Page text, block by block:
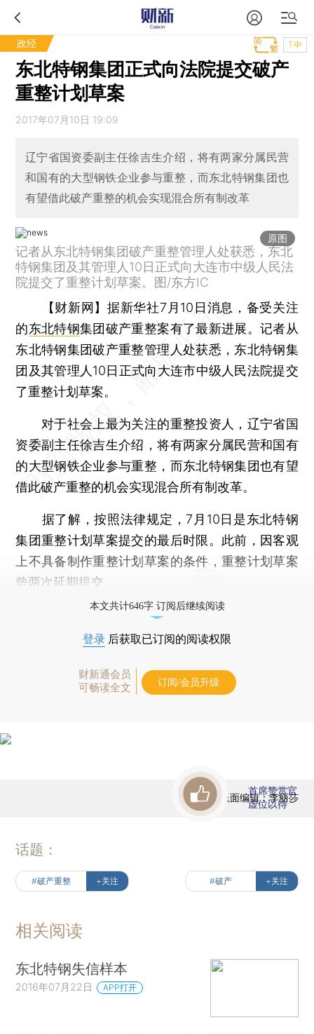
政经 T中
东北特钢集团正式向法院提交破产
重整计划草案
2017年07月10日 19:09
辽宁省国资委副主任徐吉生介绍，将有两家分属民营
和国有的大型钢铁企业参与重整，而东北特钢集团也
有望借此破产重整的机会实现混合所有制改革
原图
记者从东北特钢集团破产重整管理人处获悉，东北
特钢集团及其管理人10日正式向大连市中级人民法
院提交了重整计划草案。图/东方IC
【财新网】据新华社7月10日消息，备受关注
的东北特钢集团破产重整案有了最新进展。记者从
东北特钢集团破产重整管理人处获悉，东北特钢集
团及其管理人10日正式向大连市中级人民法院提交
了重整计划草案。
对于社会上最为关注的重整投资人，辽宁省国
资委副主任徐吉生介绍，将有两家分属民营和国有
的大型钢铁企业参与重整，而东北特钢集团也有望
借此破产重整的机会实现混合所有制改革。
据了解，按照法律规定，7月10日是东北特钢
集团重整计划草案提交的最后时限。此前，因客观
上不具备制作重整计划草案的条件，重整计划草案
曾两次延期提交。
本文共计646字 订阅后继续阅读
登录 后获取已订阅的阅读权限
财新通会员
可畅读全文
订阅/会员升级
版面编辑：李丽莎
首席赞赏官
虚位以待
话题：
#破产重整 +关注 #破产 +关注
相关阅读
东北特钢失信样本
2016年07月22日 APP打开